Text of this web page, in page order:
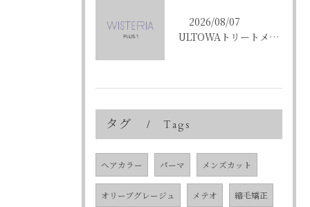
2026/08/07
ULTOWAトリートメントで東京都中央区銀座の髪質改善を目指す人への効果と選び方ガイド
タグ Tags
ヘアカラー パーマ メンズカット
オリーブグレージュ メテオ 縮毛矯正